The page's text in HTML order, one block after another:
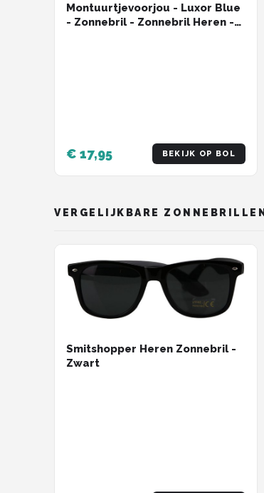
Montuurtjevoorjou - Luxor Blue
- Zonnebril - Zonnebril Heren -
€ 17,95 BEKIJK OP BOL
VERGELIJKBARE ZONNEBRILLEN
Smitshopper Heren Zonnebril -
Zwart